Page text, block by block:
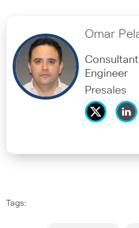
Omar
Engineer
Presales
Tags: